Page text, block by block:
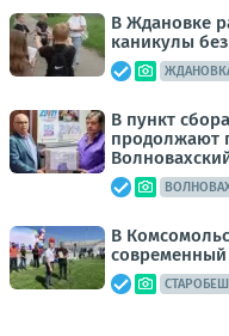
В Ждановке
каникулы
В пункт
продолжают
В